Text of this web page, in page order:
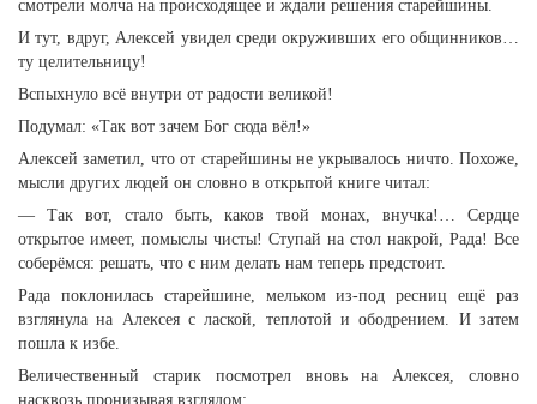
смотрели молча на происходящее и ждали решения старейшины.
И тут, вдруг, Алексей увидел среди окруживших его общинников…
ту целительницу!
Вспыхнуло всё внутри от радости великой!
Подумал: «Так вот зачем Бог сюда вёл!»
Алексей заметил, что от старейшины не укрывалось ничто. Похоже,
мысли других людей он словно в открытой книге читал:
— Так вот, стало быть, каков твой монах, внучка!… Сердце
открытое имеет, помыслы чисты! Ступай на стол накрой, Рада! Все
соберёмся: решать, что с ним делать нам теперь предстоит.
Рада поклонилась старейшине, мельком из-под ресниц ещё раз
взглянула на Алексея с лаской, теплотой и ободрением. И затем
пошла к избе.
Величественный старик посмотрел вновь на Алексея, словно
насквозь пронизывая взглядом: